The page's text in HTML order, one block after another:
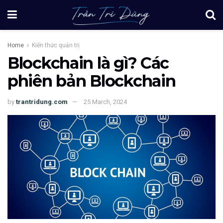
Home Kiến thức quản trị
Blockchain là gì? Các
phiên bản Blockchain
by trantridung.com 25 March, 2024